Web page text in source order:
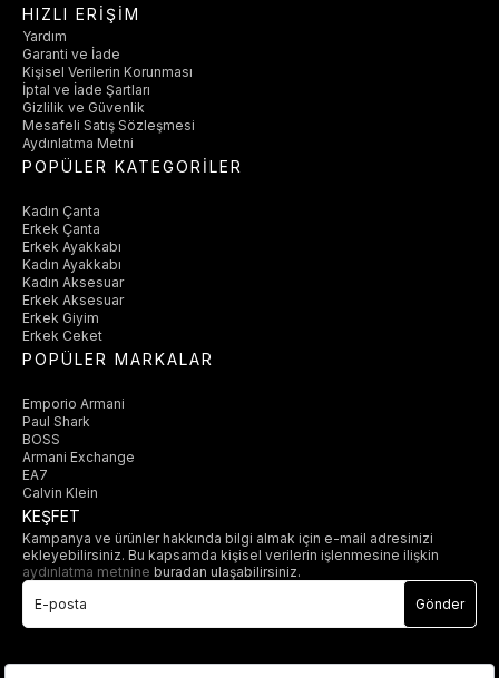
HIZLI ERİŞİM
Yardım
Garanti ve İade
Kişisel Verilerin Korunması
İptal ve İade Şartları
Gizlilik ve Güvenlik
Mesafeli Satış Sözleşmesi
Aydınlatma Metni
POPÜLER KATEGORİLER
Kadın Çanta
Erkek Çanta
Erkek Ayakkabı
Kadın Ayakkabı
Kadın Aksesuar
Erkek Aksesuar
Erkek Giyim
Erkek Ceket
POPÜLER MARKALAR
Emporio Armani
Paul Shark
BOSS
Armani Exchange
EA7
Calvin Klein
KEŞFET
Kampanya ve ürünler hakkında bilgi almak için e-mail adresinizi
ekleyebilirsiniz. Bu kapsamda kişisel verilerin işlenmesine ilişkin
aydınlatma metnine buradan ulaşabilirsiniz.
Gönder